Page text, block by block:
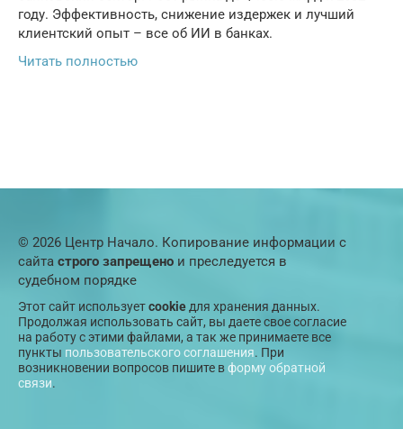
году. Эффективность, снижение издержек и лучший
клиентский опыт – все об ИИ в банках.
Читать полностью
© 2026 Центр Начало. Копирование информации с
сайта строго запрещено и преследуется в
судебном порядке
Этот сайт используетcookie для хранения данных.
Продолжая использовать сайт, вы даете свое согласие
на работу с этими файлами, а так же принимаете все
пункты пользовательского соглашения. При
возникновении вопросов пишите вформу обратной
связи.